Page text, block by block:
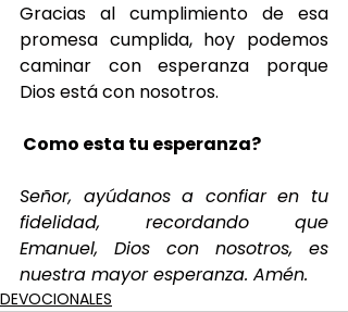
Gracias al cumplimiento de esa
promesa cumplida, hoy podemos
caminar con esperanza porque
Dios está con nosotros.
Como esta tu esperanza?
Señor, ayúdanos a confiar en tu
fidelidad, recordando que
Emanuel, Dios con nosotros, es
nuestra mayor esperanza. Amén.
DEVOCIONALES